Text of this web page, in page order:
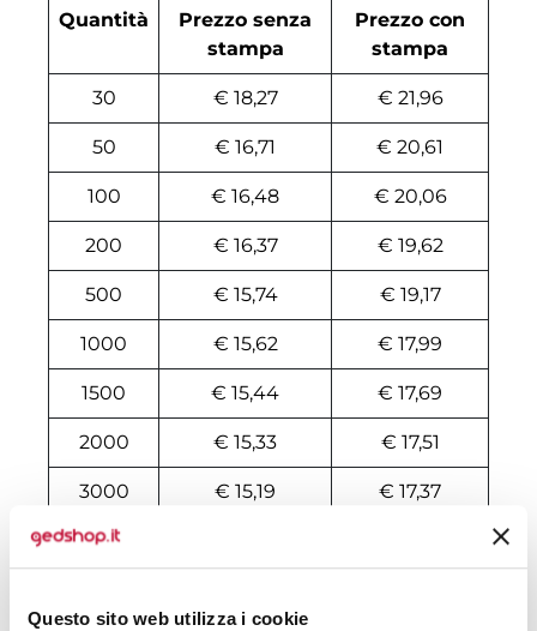
Questo sito web utilizza i cookie
Quantità
Prezzo senza
stampa
Prezzo con
stampa
30 € 18,27 € 21,96
50 € 16,71 € 20,61
100 € 16,48 € 20,06
200 € 16,37 € 19,62
500 € 15,74 € 19,17
1000 € 15,62 € 17,99
1500 € 15,44 € 17,69
2000 € 15,33 € 17,51
3000 € 15,19 € 17,37
5000